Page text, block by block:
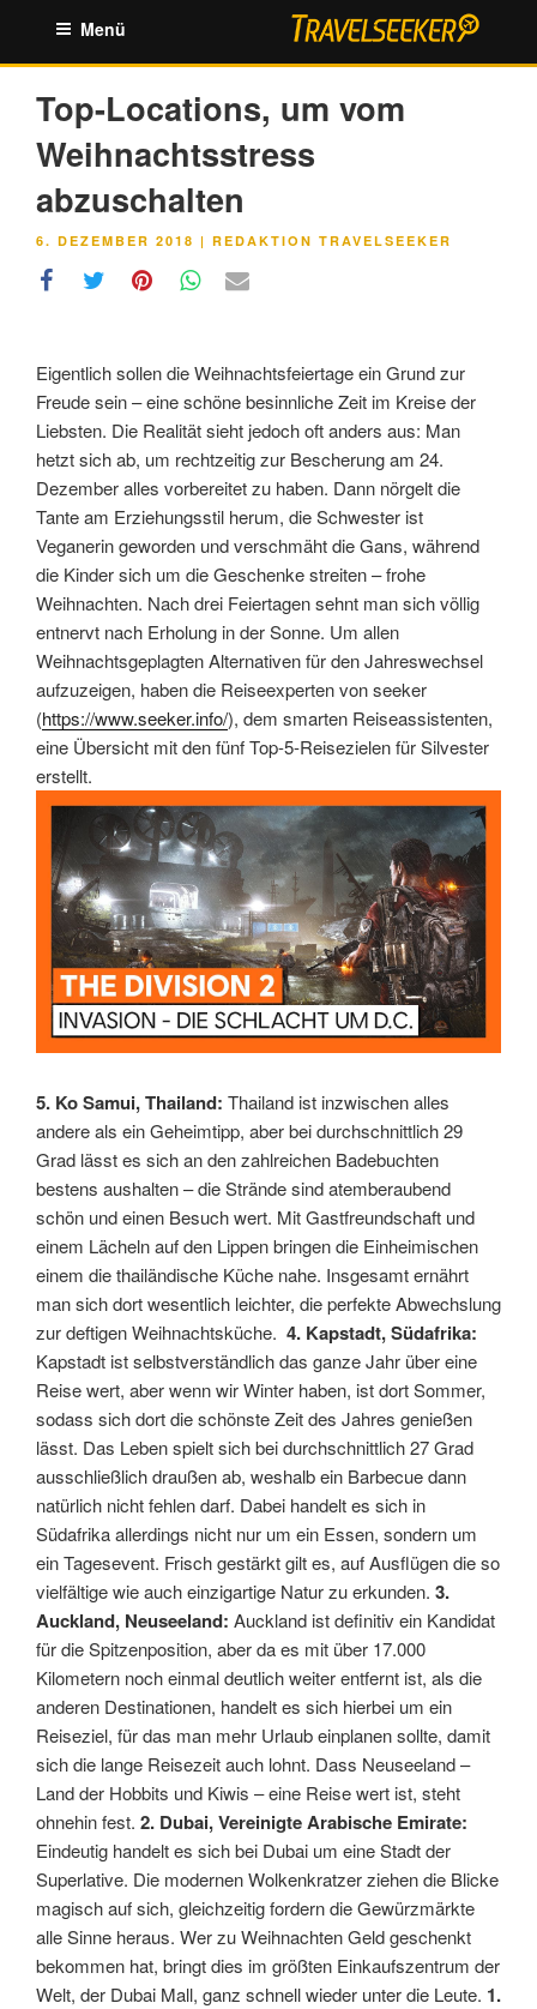
springen
Menü
Top-Locations, um vom
Weihnachtsstress
abzuschalten
VERÖFFENTLICHT
6. DEZEMBER 2018 | REDAKTION TRAVELSEEKER
Eigentlich sollen die Weihnachtsfeiertage ein Grund zur
Freude sein – eine schöne besinnliche Zeit im Kreise der
Liebsten. Die Realität sieht jedoch oft anders aus: Man
hetzt sich ab, um rechtzeitig zur Bescherung am 24.
Dezember alles vorbereitet zu haben. Dann nörgelt die
Tante am Erziehungsstil herum, die Schwester ist
Veganerin geworden und verschmäht die Gans, während
die Kinder sich um die Geschenke streiten – frohe
Weihnachten. Nach drei Feiertagen sehnt man sich völlig
entnervt nach Erholung in der Sonne. Um allen
Weihnachtsgeplagten Alternativen für den Jahreswechsel
aufzuzeigen, haben die Reiseexperten von seeker
(https://www.seeker.info/), dem smarten Reiseassistenten,
eine Übersicht mit den fünf Top-5-Reisezielen für Silvester
erstellt.
5. Ko Samui, Thailand: Thailand ist inzwischen alles
andere als ein Geheimtipp, aber bei durchschnittlich 29
Grad lässt es sich an den zahlreichen Badebuchten
bestens aushalten – die Strände sind atemberaubend
schön und einen Besuch wert. Mit Gastfreundschaft und
einem Lächeln auf den Lippen bringen die Einheimischen
einem die thailändische Küche nahe. Insgesamt ernährt
man sich dort wesentlich leichter, die perfekte Abwechslung
zur deftigen Weihnachtsküche. 4. Kapstadt, Südafrika:
Kapstadt ist selbstverständlich das ganze Jahr über eine
Reise wert, aber wenn wir Winter haben, ist dort Sommer,
sodass sich dort die schönste Zeit des Jahres genießen
lässt. Das Leben spielt sich bei durchschnittlich 27 Grad
ausschließlich draußen ab, weshalb ein Barbecue dann
natürlich nicht fehlen darf. Dabei handelt es sich in
Südafrika allerdings nicht nur um ein Essen, sondern um
ein Tagesevent. Frisch gestärkt gilt es, auf Ausflügen die so
vielfältige wie auch einzigartige Natur zu erkunden. 3.
Auckland, Neuseeland: Auckland ist definitiv ein Kandidat
für die Spitzenposition, aber da es mit über 17.000
Kilometern noch einmal deutlich weiter entfernt ist, als die
anderen Destinationen, handelt es sich hierbei um ein
Reiseziel, für das man mehr Urlaub einplanen sollte, damit
sich die lange Reisezeit auch lohnt. Dass Neuseeland –
Land der Hobbits und Kiwis – eine Reise wert ist, steht
ohnehin fest. 2. Dubai, Vereinigte Arabische Emirate:
Eindeutig handelt es sich bei Dubai um eine Stadt der
Superlative. Die modernen Wolkenkratzer ziehen die Blicke
magisch auf sich, gleichzeitig fordern die Gewürzmärkte
alle Sinne heraus. Wer zu Weihnachten Geld geschenkt
bekommen hat, bringt dies im größten Einkaufszentrum der
Welt, der Dubai Mall, ganz schnell wieder unter die Leute. 1.